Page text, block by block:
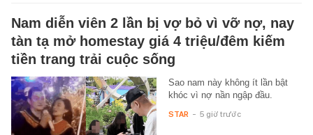
Nam diễn viên 2 lần bị vợ bỏ vì vỡ nợ, nay
tàn tạ mở homestay giá 4 triệu/đêm kiếm
tiền trang trải cuộc sống
Sao nam này không ít lần bật
khóc vì nợ nần ngập đầu.
STAR - 5 giờ trước